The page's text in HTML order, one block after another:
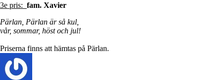
3e pris: fam. Xavier
Pärlan, Pärlan är så kul,
vår, sommar, höst och jul!
Priserna finns att hämtas på Pärlan.